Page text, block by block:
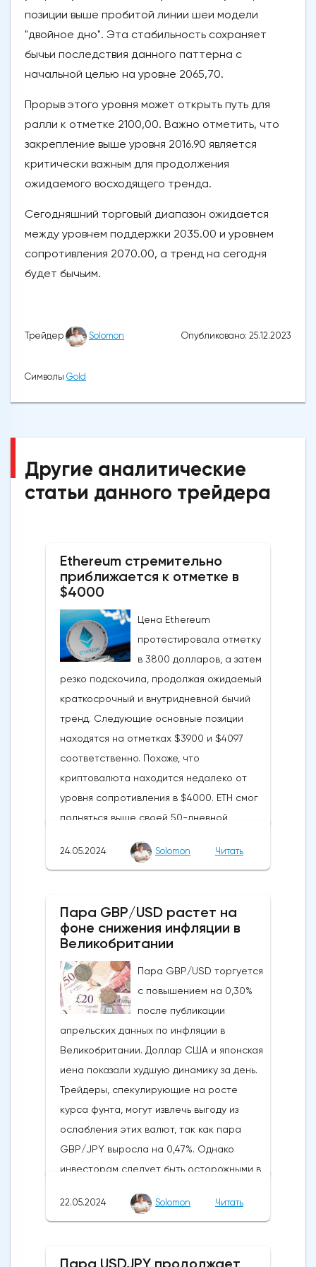
позиции выше пробитой линии шеи модели
"двойное дно". Эта стабильность сохраняет
бычьи последствия данного паттерна с
начальной целью на уровне 2065,70.
Прорыв этого уровня может открыть путь для
ралли к отметке 2100,00. Важно отметить, что
закрепление выше уровня 2016.90 является
критически важным для продолжения
ожидаемого восходящего тренда.
Сегодняшний торговый диапазон ожидается
между уровнем поддержки 2035.00 и уровнем
сопротивления 2070.00, а тренд на сегодня
будет бычьим.
Трейдер Solomon Опубликовано: 25.12.2023
Символы Gold
Другие аналитические
статьи данного трейдера
Ethereum стремительно
приближается к отметке в
$4000
Цена Ethereum
протестировала отметку
в 3800 долларов, а затем
резко подскочила, продолжая ожидаемый
краткосрочный и внутридневной бычий
тренд. Следующие основные позиции
находятся на отметках $3900 и $4097
соответственно. Похоже, что
криптовалюта находится недалеко от
уровня сопротивления в $4000. ETH смог
подняться выше своей 50-дневной
бычьих колебаний, которые могут развеять
криптовалюты.Курс супер-альткоина не
рос до тех пор, пока за неделю до
21Shares и ARK не утвердили спотовые ETF
на Ethereum. К счастью для Ethereum, в
понедельник, 20 мая, ожидания стали
более оптимистичными, что помогло
криптовалюте вырасти более чем на 20%.
Таким образом, Ethereum преодолел
отметку сопротивления в 3800
долларов.Осцилляторы и цена самого
Эфириума показывают, что произошло
значительное восстановление
динамической стороны монеты. Таким
образом, все эти факторы будут
поддерживать дальнейший рост
24.05.2024 Solomon Читать
Пара GBP/USD растет на
фоне снижения инфляции в
Великобритании
Пара GBP/USD торгуется
с повышением на 0,30%
после публикации
апрельских данных по инфляции в
Великобритании. Доллар США и японская
иена показали худшую динамику за день.
Трейдеры, спекулирующие на росте
курса фунта, могут извлечь выгоду из
ослабления этих валют, так как пара
GBP/JPY выросла на 0,47%. Однако
инвесторам следует быть осторожными в
связи с открытием европейского
22.05.2024 Solomon Читать
Пара USDJPY продолжает